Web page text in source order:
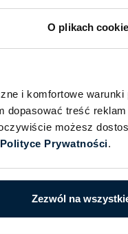
O plikach
i komfortowe warunki
dopasować treść reklam
możesz
Polityce Prywatności.
Zezwól na
Wyrażam zgodę na
Follow me! spółka z
do newslettera.
tutaj.